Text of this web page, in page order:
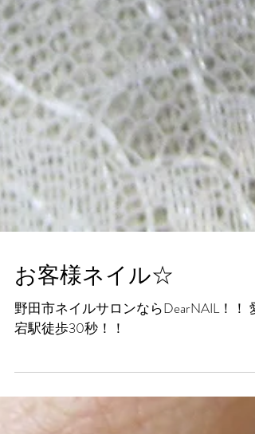
お客様ネイル☆
野田市ネイルサロンならDearNAIL！！ 愛
宕駅徒歩30秒！！